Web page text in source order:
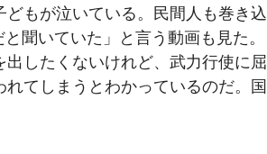
もが泣いている。民間人も巻き込
聞いていた」と言う動画も見た。
したくないけれど、武力行使に屈
てしまうとわかっているのだ。国